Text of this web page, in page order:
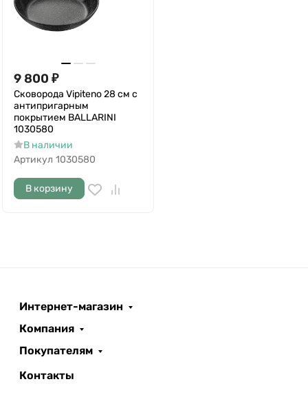
9 800 ₽
Сковорода Vipiteno 28 см c
антипригарным
покрытием BALLARINI
1030580
В наличии
Артикул 1030580
В корзину
Интернет-магазин
Компания
Покупателям
Контакты